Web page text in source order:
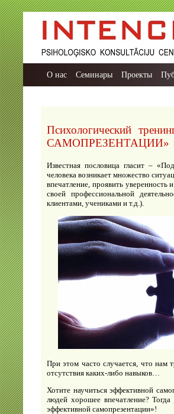
О нас Семинары Проекты
Психологический
САМОПРЕЗЕНТАЦИИ»
Известная пословица гласит –
человека возникает множество
впечатление, проявить
своей профессиональной
клиентами, учениками и т.д.).
При этом часто случается, что нам
отсутствия каких-либо навыков…
Хотите научиться эффективной
людей хорошее впечатление?
эффективной самопрезентации»!